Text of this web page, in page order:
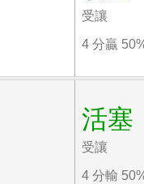
受讓
4 分贏
活塞
受讓
4 分輸